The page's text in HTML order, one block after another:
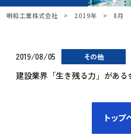
明和工業株式会社 > 2019年 > 8月
その他
2019/08/05
トップ